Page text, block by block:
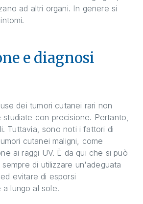
ad altri organi. In genere si
e diagnosi
dei tumori cutanei rari non
con precisione. Pertanto,
Tuttavia, sono noti i fattori di
cutanei maligni, come
ai raggi UV. È da qui che si può
sempre di utilizzare un'adeguata
evitare di esporsi
lungo al sole.